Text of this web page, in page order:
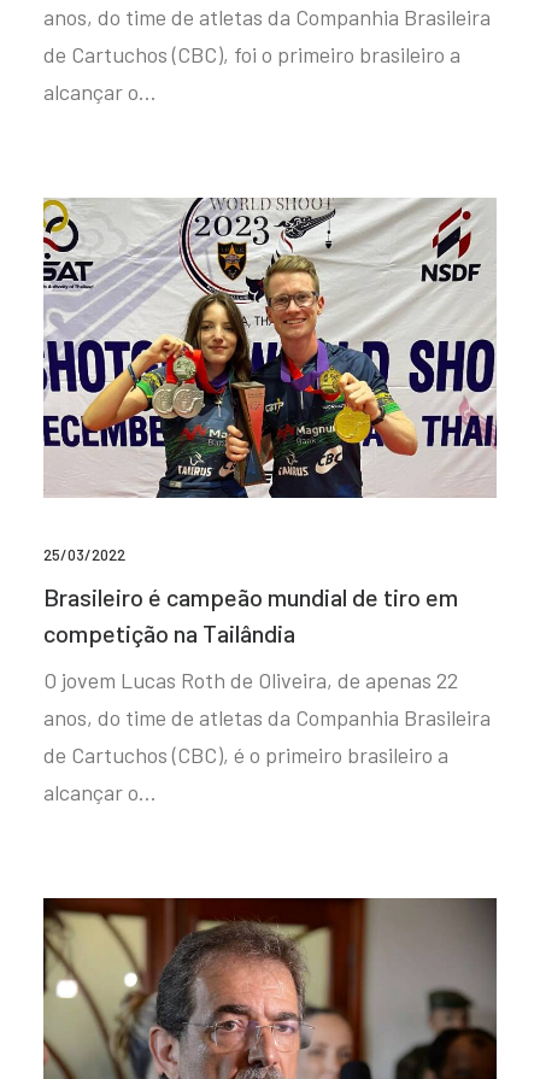
anos, do time de atletas da Companhia Brasileira
de Cartuchos (CBC), foi o primeiro brasileiro a
alcançar o…
25/03/2022
Brasileiro é campeão mundial de tiro em
competição na Tailândia
O jovem Lucas Roth de Oliveira, de apenas 22
anos, do time de atletas da Companhia Brasileira
de Cartuchos (CBC), é o primeiro brasileiro a
alcançar o…